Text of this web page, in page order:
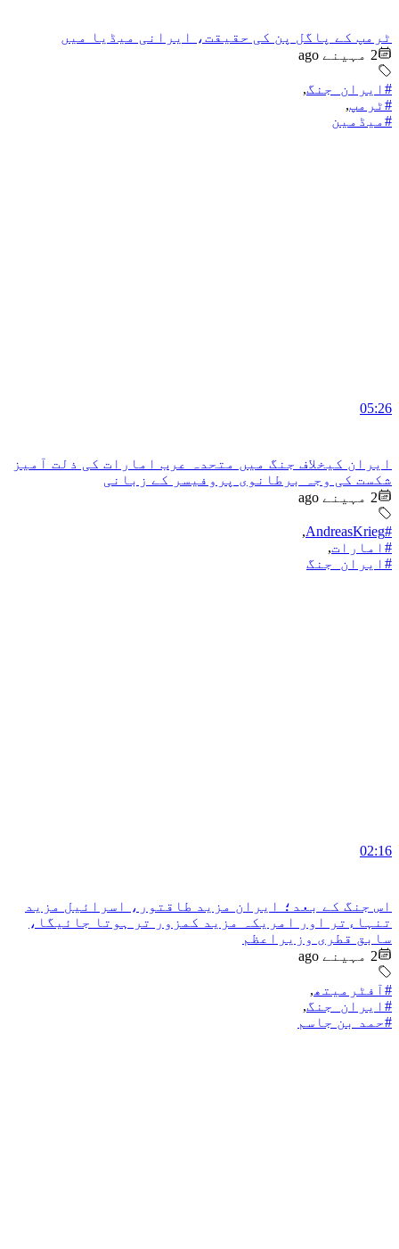
ٹرمپ کے پاگل پن کی حقیقت، ایرانی میڈیا میں
2 مہینے ago
#ایران_جنگ,
#ٹرمپ,
#میڈمین
05:26
ایران کیخلاف جنگ میں متحدہ عرب امارات کی ذلت آمیز
شکست کی وجہ برطانوی پروفیسر کے زبانی
2 مہینے ago
#AndreasKrieg
,
#امارات,
#ایران_جنگ
02:16
اس جنگ کے بعد؛ ایران مزید طاقتور، اسرائیل مزید
تنہاءتر اور امریکہ مزید کمزور تر ہوتا جائیگا،
سابق قطری وزیراعظم
2 مہینے ago
#آفٹرمیتھ ,
#ایران_جنگ,
#حمد بن جاسم